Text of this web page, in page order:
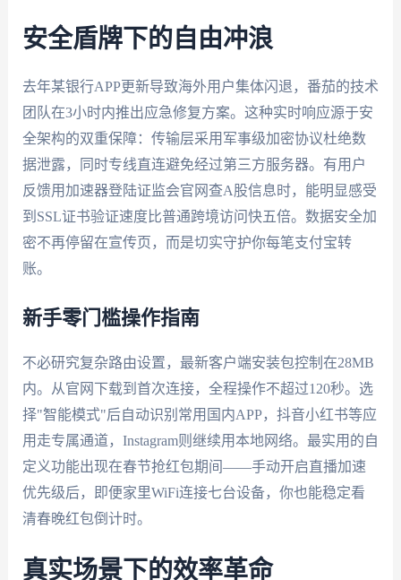
安全盾牌下的自由冲浪
去年某银行APP更新导致海外用户集体闪退，番茄的技术
团队在3小时内推出应急修复方案。这种实时响应源于安
全架构的双重保障：传输层采用军事级加密协议杜绝数
据泄露，同时专线直连避免经过第三方服务器。有用户
反馈用加速器登陆证监会官网查A股信息时，能明显感受
到SSL证书验证速度比普通跨境访问快五倍。数据安全加
密不再停留在宣传页，而是切实守护你每笔支付宝转
账。
新手零门槛操作指南
不必研究复杂路由设置，最新客户端安装包控制在28MB
内。从官网下载到首次连接，全程操作不超过120秒。选
择"智能模式"后自动识别常用国内APP，抖音小红书等应
用走专属通道，Instagram则继续用本地网络。最实用的自
定义功能出现在春节抢红包期间——手动开启直播加速
优先级后，即便家里WiFi连接七台设备，你也能稳定看
清春晚红包倒计时。
真实场景下的效率革命